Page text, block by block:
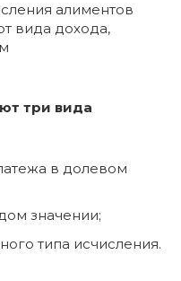
алиментов
вида дохода,
три вида
в долевом
значении;
типа исчисления.